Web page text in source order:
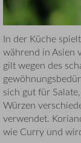
In der Küche
während in Asien
gilt wegen des
sich gut für
Würzen
verwendet.
wie Curry und